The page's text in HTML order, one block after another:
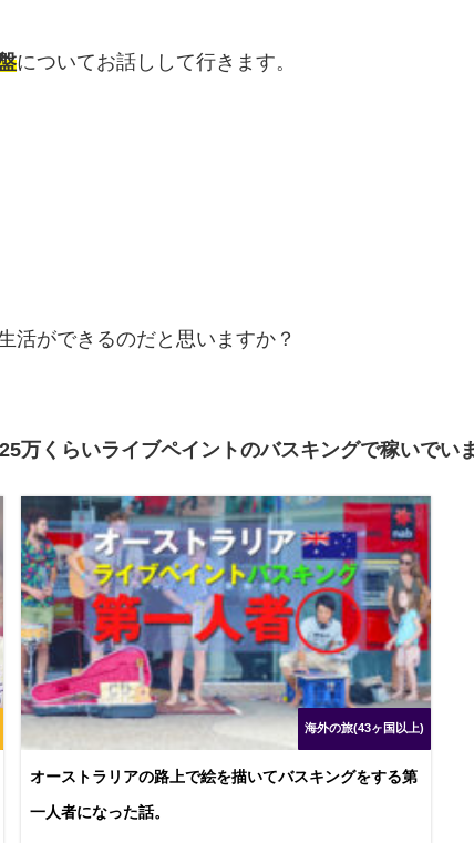
についてお話しして行きます。
活ができるのだと思いますか？
万くらいライブペイントのバスキングで稼いでい
海外の旅(43ヶ国以上)
オーストラリアの路上で絵を描いてバスキングをする第
一人者になった話。